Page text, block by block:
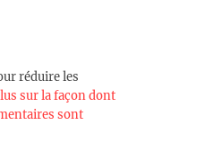
réduire les
sur la façon dont
sont